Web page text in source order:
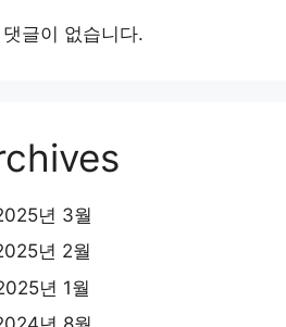
댓글이 없습니다.
년 3월
년 2월
년 1월